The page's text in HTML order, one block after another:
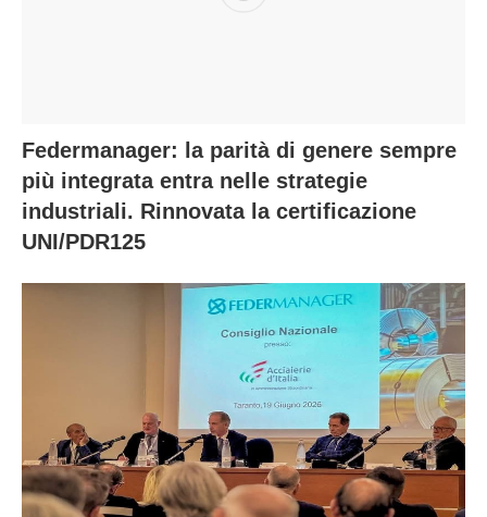
Federmanager: la parità di genere sempre
più integrata entra nelle strategie
industriali. Rinnovata la certificazione
UNI/PDR125